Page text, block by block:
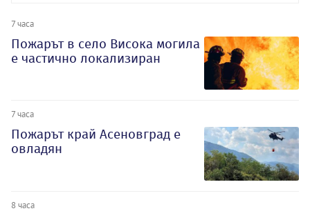
7 часа
Пожарът в село Висока могила
е частично локализиран
7 часа
Пожарът край Асеновград е
овладян
8 часа